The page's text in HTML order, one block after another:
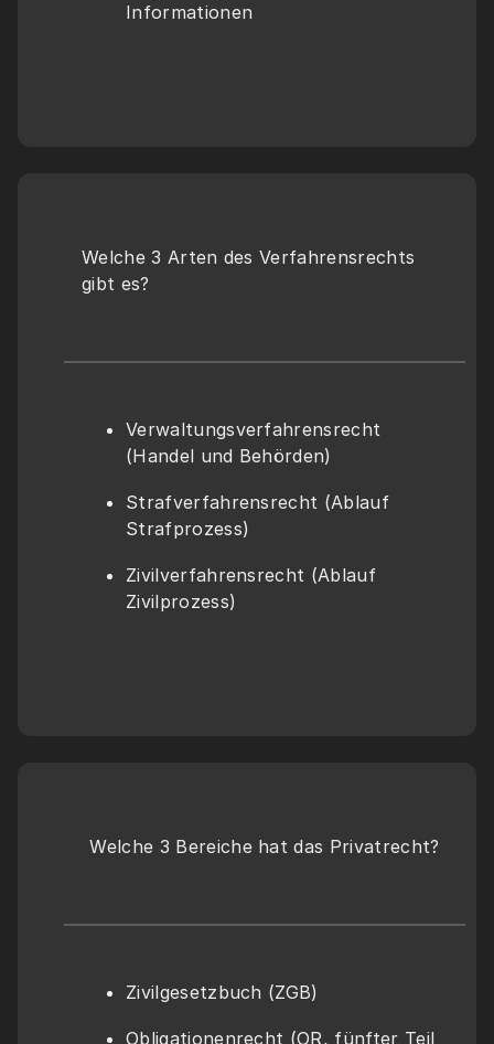
Informationen
Welche 3 Arten des Verfahrensrechts
gibt es?
Verwaltungsverfahrensrecht
(Handel und Behörden)
Strafverfahrensrecht (Ablauf
Strafprozess)
Zivilverfahrensrecht (Ablauf
Zivilprozess)
Welche 3 Bereiche hat das Privatrecht?
Zivilgesetzbuch (ZGB)
Obligationenrecht (OR, fünfter Teil